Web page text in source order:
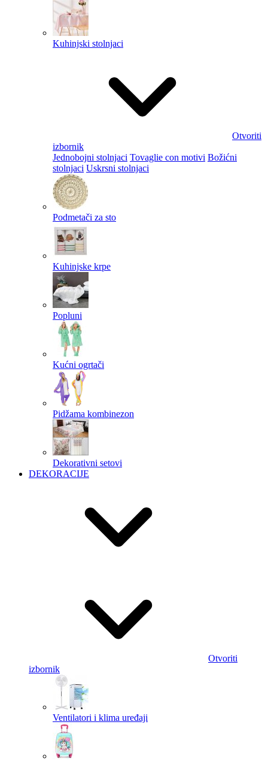
Kuhinjski stolnjaci
Otvoriti
izbornik
Jednobojni stolnjaci Tovaglie con motivi Božićni
stolnjaci Uskrsni stolnjaci
Podmetači za sto
Kuhinjske krpe
Popluni
Kućni ogrtači
Pidžama kombinezon
Dekorativni setovi
DEKORACIJE
Otvoriti
izbornik
Ventilatori i klima uređaji